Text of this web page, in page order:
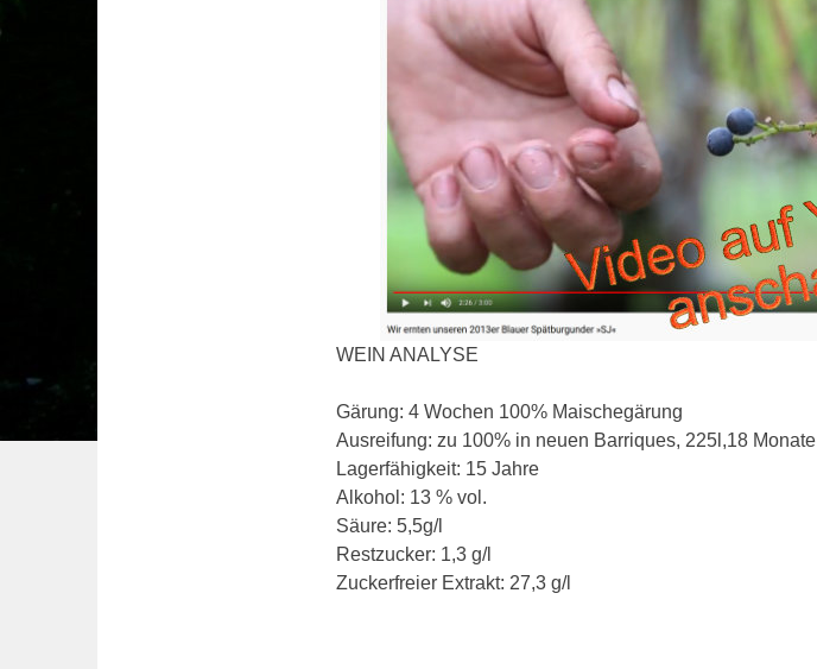
WEIN ANALYSE
Gärung: 4 Wochen 100% Maischegärung
Ausreifung: zu 100% in neuen Barriques, 225l,18 Monate
Lagerfähigkeit: 15 Jahre
Alkohol: 13 % vol.
Säure: 5,5g/l
Restzucker: 1,3 g/l
Zuckerfreier Extrakt: 27,3 g/l